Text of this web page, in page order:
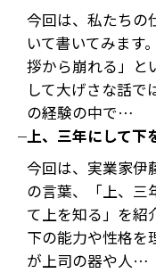
今回は、私たちの
いて書いてみます
拶から崩れる」と
して大げさな話で
の経験の中で…
上、三年にして下
今回は、実業家伊
の言葉、「上、三
て上を知る」を紹
下の能力や性格を
が上司の器や人…